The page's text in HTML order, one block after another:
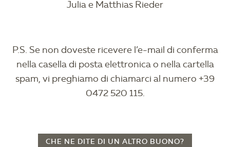
Julia e Matthias Rieder
P.S. Se non doveste ricevere l’e-mail di conferma
nella casella di posta elettronica o nella cartella
spam, vi preghiamo di chiamarci al numero +39
0472 520 115.
CHE NE DITE DI UN ALTRO BUONO?